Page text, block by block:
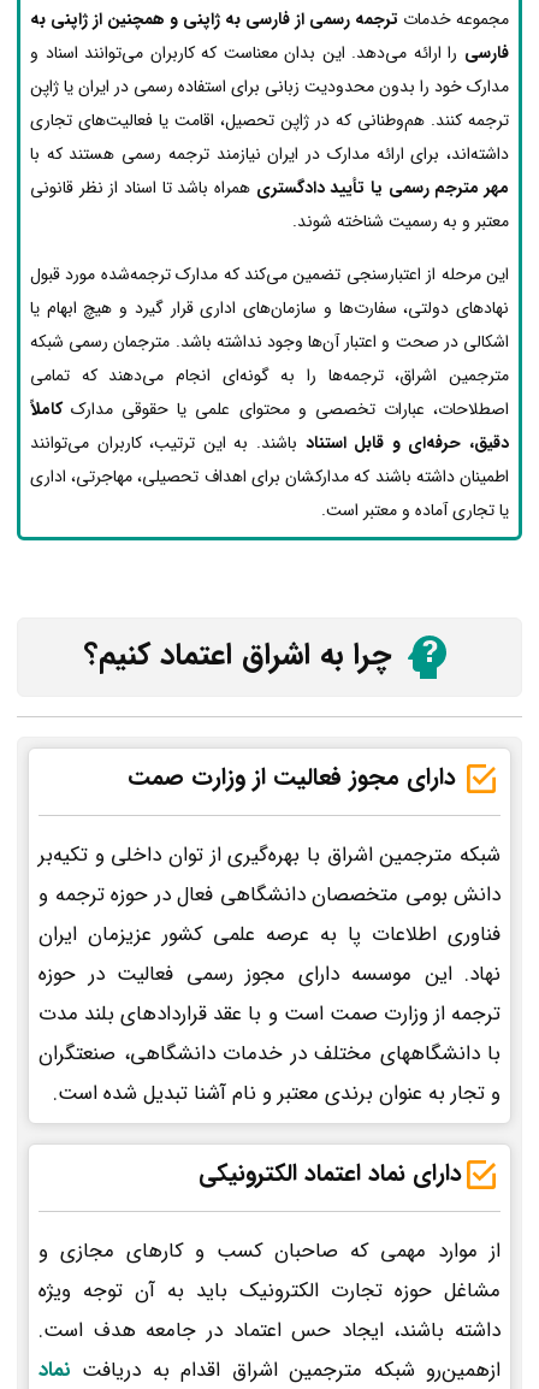
مجموعه خدمات ترجمه رسمی از فارسی به ژاپنی و همچنین از ژاپنی به
فارسی را ارائه می‌دهد. این بدان معناست که کاربران می‌توانند اسناد و
مدارک خود را بدون محدودیت زبانی برای استفاده رسمی در ایران یا ژاپن
ترجمه کنند. هم‌وطنانی که در ژاپن تحصیل، اقامت یا فعالیت‌های تجاری
داشته‌اند، برای ارائه مدارک در ایران نیازمند ترجمه رسمی هستند که با
مهر مترجم رسمی یا تأیید دادگستری همراه باشد تا اسناد از نظر قانونی
معتبر و به رسمیت شناخته شوند.
این مرحله از اعتبارسنجی تضمین می‌کند که مدارک ترجمه‌شده مورد قبول
نهادهای دولتی، سفارت‌ها و سازمان‌های اداری قرار گیرد و هیچ ابهام یا
اشکالی در صحت و اعتبار آن‌ها وجود نداشته باشد. مترجمان رسمی شبکه
مترجمین اشراق، ترجمه‌ها را به گونه‌ای انجام می‌دهند که تمامی
اصطلاحات، عبارات تخصصی و محتوای علمی یا حقوقی مدارککاملاً
دقیق، حرفه‌ای و قابل استناد باشند. به این ترتیب، کاربران می‌توانند
اطمینان داشته باشند که مدارکشان برای اهداف تحصیلی، مهاجرتی، اداری
یا تجاری آماده و معتبر است.
چرا به اشراق اعتماد کنیم؟
دارای مجوز فعالیت از وزارت صمت
شبکه مترجمین اشراق با بهره‌گیری از توان داخلی و تکیه‌بر
دانش بومی متخصصان دانشگاهی فعال در حوزه ترجمه و
فناوری اطلاعات پا به عرصه علمی کشور عزیزمان ایران
نهاد. این موسسه دارای مجوز رسمی فعالیت در حوزه
ترجمه از وزارت صمت است و با عقد قراردادهای بلند مدت
با دانشگاههای مختلف در خدمات دانشگاهی، صنعتگران
و تجار به عنوان برندی معتبر و نام آشنا تبدیل شده است.
دارای نماد اعتماد الکترونیکی
از موارد مهمی که صاحبان کسب و کارهای مجازی و
مشاغل حوزه تجارت الکترونیک باید به آن توجه ویژه
داشته باشند، ایجاد حس اعتماد در جامعه هدف است.
ازهمین‌رو شبکه مترجمین اشراق اقدام به دریافت نماد